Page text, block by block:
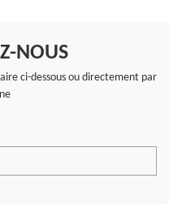
NOUS
ci-dessous ou directement par